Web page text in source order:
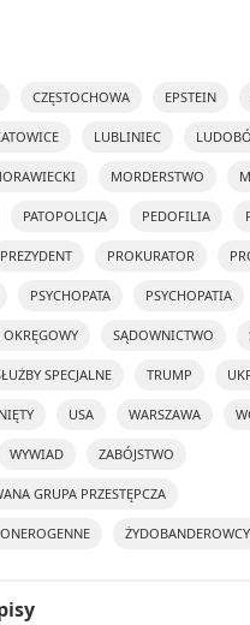
CZĘSTOCHOWA EPSTEIN
LUBLINIEC
MORDERSTWO
PATOPOLICJA PEDOFILIA
PREZYDENT PROKURATOR
PSYCHOPATA PSYCHOPATIA
OKRĘGOWY SĄDOWNICTWO
SPECJALNE TRUMP
USA WARSZAWA
WYWIAD ZABÓJSTWO
GRUPA PRZESTĘPCZA
ŻYDOBANDEROWCY